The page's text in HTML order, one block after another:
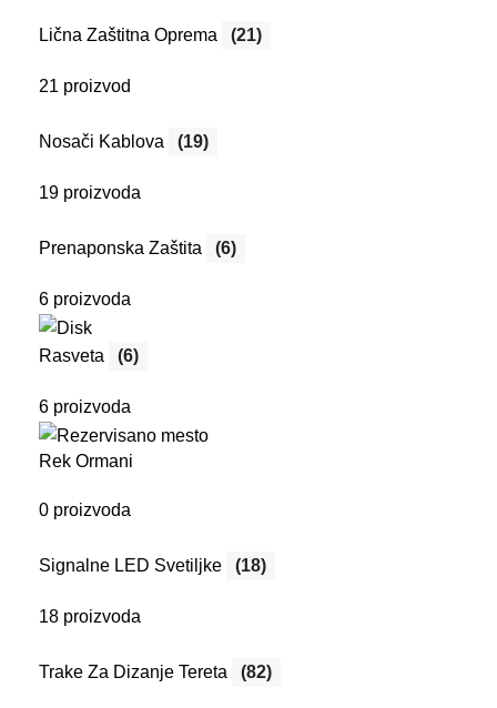
Lična Zaštitna Oprema (21)
21 proizvod
Nosači Kablova (19)
19 proizvoda
Prenaponska Zaštita (6)
6 proizvoda
Rasveta (6)
6 proizvoda
Rek Ormani
0 proizvoda
Signalne LED Svetiljke (18)
18 proizvoda
Trake Za Dizanje Tereta (82)